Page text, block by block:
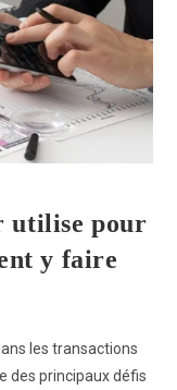
utilise pour
y faire
les transactions
des principaux défis